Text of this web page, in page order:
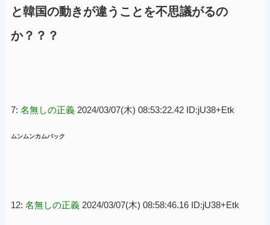
と韓国の動きが違うことを不思議がるの
か？？？
7: 名無しの正義 2024/03/07(木) 08:53:22.42 ID:jU38+Etk
ムンムンカムバック
12: 名無しの正義 2024/03/07(木) 08:58:46.16 ID:jU38+Etk